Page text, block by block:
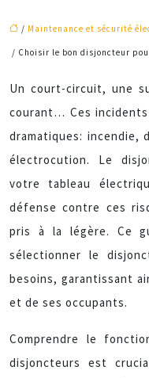
/ Maintenance et sécurité
/ Choisir le bon disjoncteur
Un court-circuit, une
courant… Ces
dramatiques: incendie,
électrocution. Le
votre tableau
défense contre ces
pris à la légère. Ce
sélectionner le
besoins, garantissant
et de ses occupants.
Comprendre le
disjoncteurs est